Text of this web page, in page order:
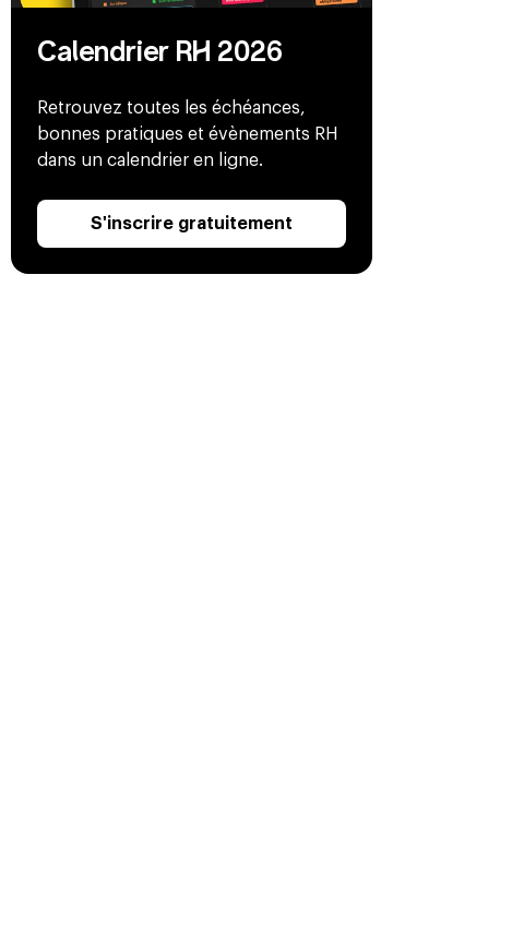
Calendrier RH 2026
Retrouvez toutes les échéances,
bonnes pratiques et évènements RH
dans un calendrier en ligne.
S'inscrire gratuitement